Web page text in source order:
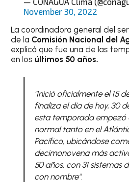
November 30, 2022
La coordinadora general del
de la Comisión Nacional del
explicó que fue una de las
en los últimos 50 años.
"Inició oficialmente el 15
finaliza el día de hoy, 30
esta temporada empezó
normal tanto en el
Pacífico, ubicándose
decimonovena más
50 años, con 31 sistemas
con nombre".